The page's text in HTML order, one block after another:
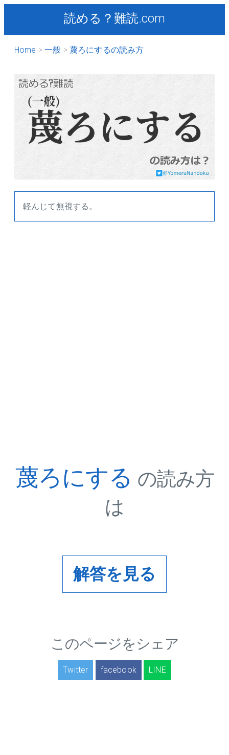
読める？難読.com
Home 一般 蔑ろにするの読み方
軽んじて無視する。
蔑ろにする の読み方
は
解答を見る
このページをシェア
Twitter facebook LINE